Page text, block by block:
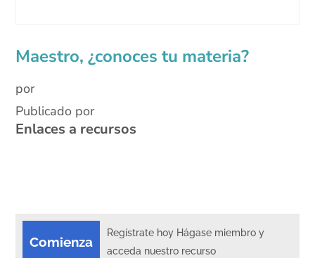
Maestro, ¿conoces tu materia?
por
Publicado por
Enlaces a recursos
Comienza
Regístrate hoy Hágase miembro y
acceda nuestro recurso